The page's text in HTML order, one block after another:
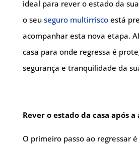
ideal para rever o estado da
o seu seguro multirriscoestá
acompanhar esta nova etapa.
casa para onde regressa é
segurança e tranquilidade da
Rever o estado da casa após a
O primeiro passo ao regressar